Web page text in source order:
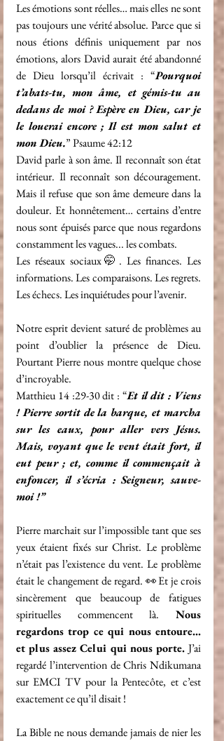
Les émotions sont réelles… mais elles ne sont
pas toujours une vérité absolue. Parce que si
nous étions définis uniquement par nos
émotions, alors David aurait été abandonné
de Dieu lorsqu’il écrivait : “Pourquoi
t’abats-tu, mon âme, et gémis-tu au
dedans de moi ? Espère en Dieu, car je
le louerai encore ; Il est mon salut et
mon Dieu.” Psaume 42:12
David parle à son âme. Il reconnaît son état
intérieur. Il reconnaît son découragement.
Mais il refuse que son âme demeure dans la
douleur. Et honnêtement… certains d’entre
nous sont épuisés parce que nous regardons
constamment les vagues... les combats.
Les réseaux sociaux🤭. Les finances. Les
informations. Les comparaisons. Les regrets.
Les échecs. Les inquiétudes pour l’avenir.
Notre esprit devient saturé de problèmes au
point d’oublier la présence de Dieu.
Pourtant Pierre nous montre quelque chose
d’incroyable.
Matthieu 14 :29-30 dit : “Et il dit : Viens
! Pierre sortit de la barque, et marcha
sur les eaux, pour aller vers Jésus.
Mais, voyant que le vent était fort, il
eut peur ; et, comme il commençait à
enfoncer, il s’écria : Seigneur, sauve-
moi !”
Pierre marchait sur l’impossible tant que ses
yeux étaient fixés sur Christ. Le problème
n’était pas l’existence du vent. Le problème
était le changement de regard. 👀Et je crois
sincèrement que beaucoup de fatigues
spirituelles commencent là. Nous
regardons trop ce qui nous entoure…
et plus assez Celui qui nous porte. J’ai
regardé l’intervention de Chris Ndikumana
sur EMCI TV pour la Pentecôte, et c’est
exactement ce qu’il disait !
La Bible ne nous demande jamais de nier les